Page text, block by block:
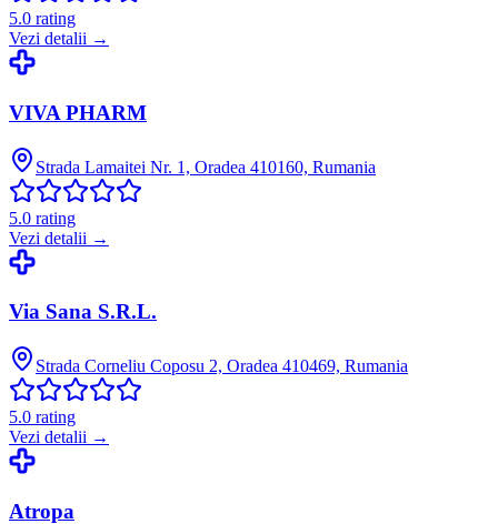
5.0 rating
Vezi detalii →
VIVA PHARM
Strada Lamaitei Nr. 1, Oradea 410160, Rumania
5.0 rating
Vezi detalii →
Via Sana S.R.L.
Strada Corneliu Coposu 2, Oradea 410469, Rumania
5.0 rating
Vezi detalii →
Atropa